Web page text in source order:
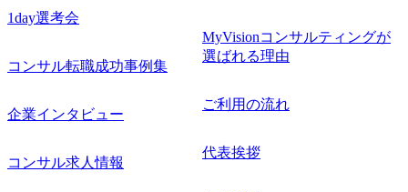
1day選考会
コンサル転職成功事例集
企業インタビュー
コンサル求人情報
MyVisionコンサルティングが
選ばれる理由
ご利用の流れ
代表挨拶